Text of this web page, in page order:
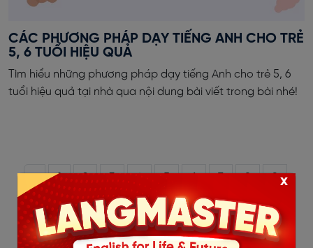
CÁC PHƯƠNG PHÁP DẠY TIẾNG ANH CHO TRẺ
5, 6 TUỔI HIỆU QUẢ
Tìm hiểu những phương pháp dạy tiếng Anh cho trẻ 5, 6
tuổi hiệu quả tại nhà qua nội dung bài viết trong bài nhé!
1 2
10 11 12 ›
x